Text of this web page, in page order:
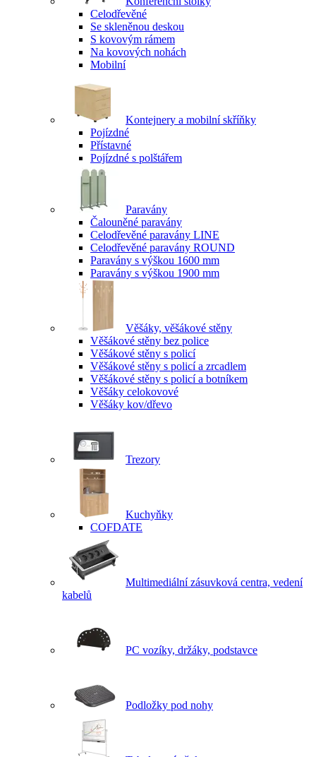
Celodřevěné
Se skleněnou deskou
S kovovým rámem
Na kovových nohách
Mobilní
Kontejnery a mobilní skříňky
Pojízdné
Přístavné
Pojízdné s polštářem
Paravány
Čalouněné paravány
Celodřevěné paravány LINE
Celodřevěné paravány ROUND
Paravány s výškou 1600 mm
Paravány s výškou 1900 mm
Věšáky, věšákové stěny
Věšákové stěny bez police
Věšákové stěny s policí
Věšákové stěny s policí a zrcadlem
Věšákové stěny s policí a botníkem
Věšáky celokovové
Věšáky kov/dřevo
Trezory
Kuchyňky
COFDATE
Multimediální zásuvková centra, vedení
kabelů
PC vozíky, držáky, podstavce
Podložky pod nohy